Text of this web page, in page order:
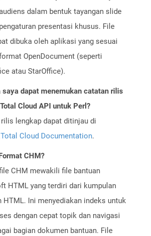
dalam bentuk tayangan slide
presentasi khusus. File
dibuka oleh aplikasi yang sesuai
OpenDocument (seperti
atau StarOffice).
saya dapat menemukan catatan rilis
Cloud API untuk Perl?
lengkap dapat ditinjau di
Cloud Documentation.
CHM?
CHM mewakili file bantuan
HTML yang terdiri dari kumpulan
HTML. Ini menyediakan indeks untuk
dengan cepat topik dan navigasi
bagian dokumen bantuan. File